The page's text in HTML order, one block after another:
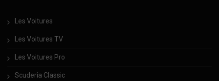
Les Voitures
Les Voitures TV
Les Voitures Pro
Scuderia Classic